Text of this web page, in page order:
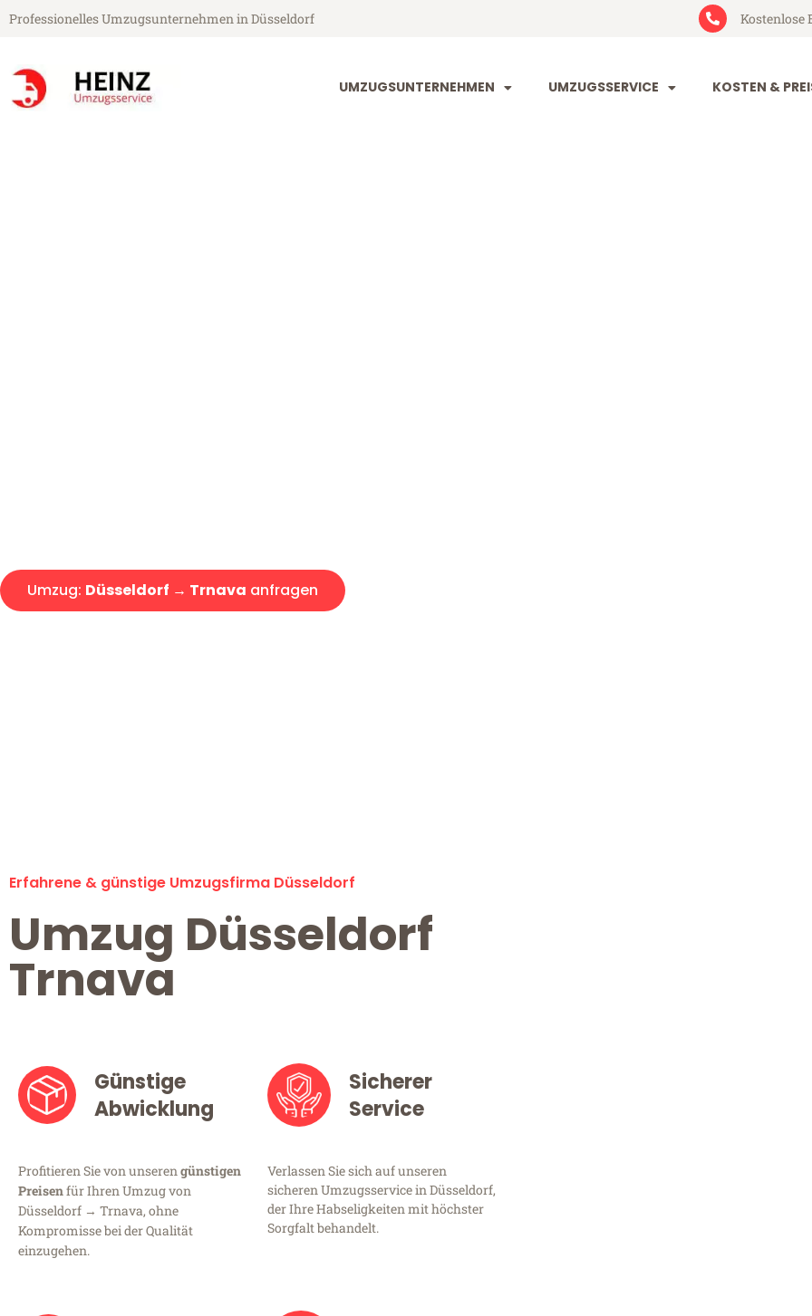
Professionelles Umzugsunternehmen in Düsseldorf Kostenlose
UMZUGSUNTERNEHMEN UMZUGSSERVICE KOSTEN &
Umzug: Düsseldorf → Trnava anfragen
Erfahrene & günstige Umzugsfirma Düsseldorf
Umzug Düsseldorf
Trnava
Günstige
Abwicklung
Profitieren Sie von unserengünstigen
Preisenfür Ihren Umzug von
Düsseldorf → Trnava, ohne
Kompromisse bei der Qualität
einzugehen.
Sicherer
Service
Verlassen Sie sich auf unseren
sicheren Umzugsservice in Düsseldorf,
der Ihre Habseligkeiten mit höchster
Sorgfalt behandelt.